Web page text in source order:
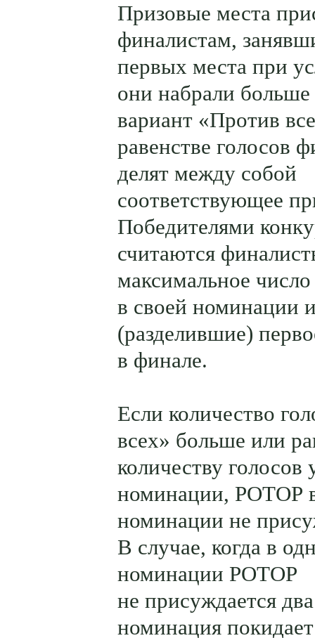
Призовые места
финалистам,
первых места при
они набрали
вариант «Против
равенстве голосов
делят между собой
соответствующее
Победителями
считаются
максимальное число
в своей номинации
(разделившие)
в финале.
Если количество
всех» больше или
количеству голосов
номинации, РОТОР
номинации не
В случае, когда в
номинации РОТОР
не присуждается
номинация